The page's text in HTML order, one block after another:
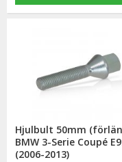
Hjulbult 50mm
BMW 3-Serie Coupé
(2006-2013)